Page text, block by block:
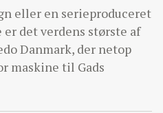
eller en serieproduceret
det verdens største af
Danmark, der netop
maskine til Gads